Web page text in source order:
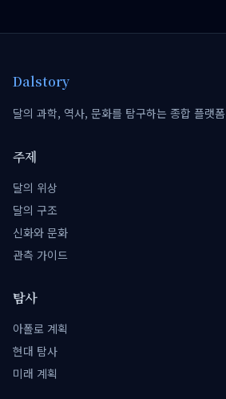
Dalstory
달의 과학, 역사, 문화를 탐구하는 종합 플랫폼
주제
달의 위상
달의 구조
신화와 문화
관측 가이드
탐사
아폴로 계획
현대 탐사
미래 계획